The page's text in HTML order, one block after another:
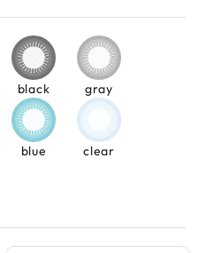
black gray
blue clear